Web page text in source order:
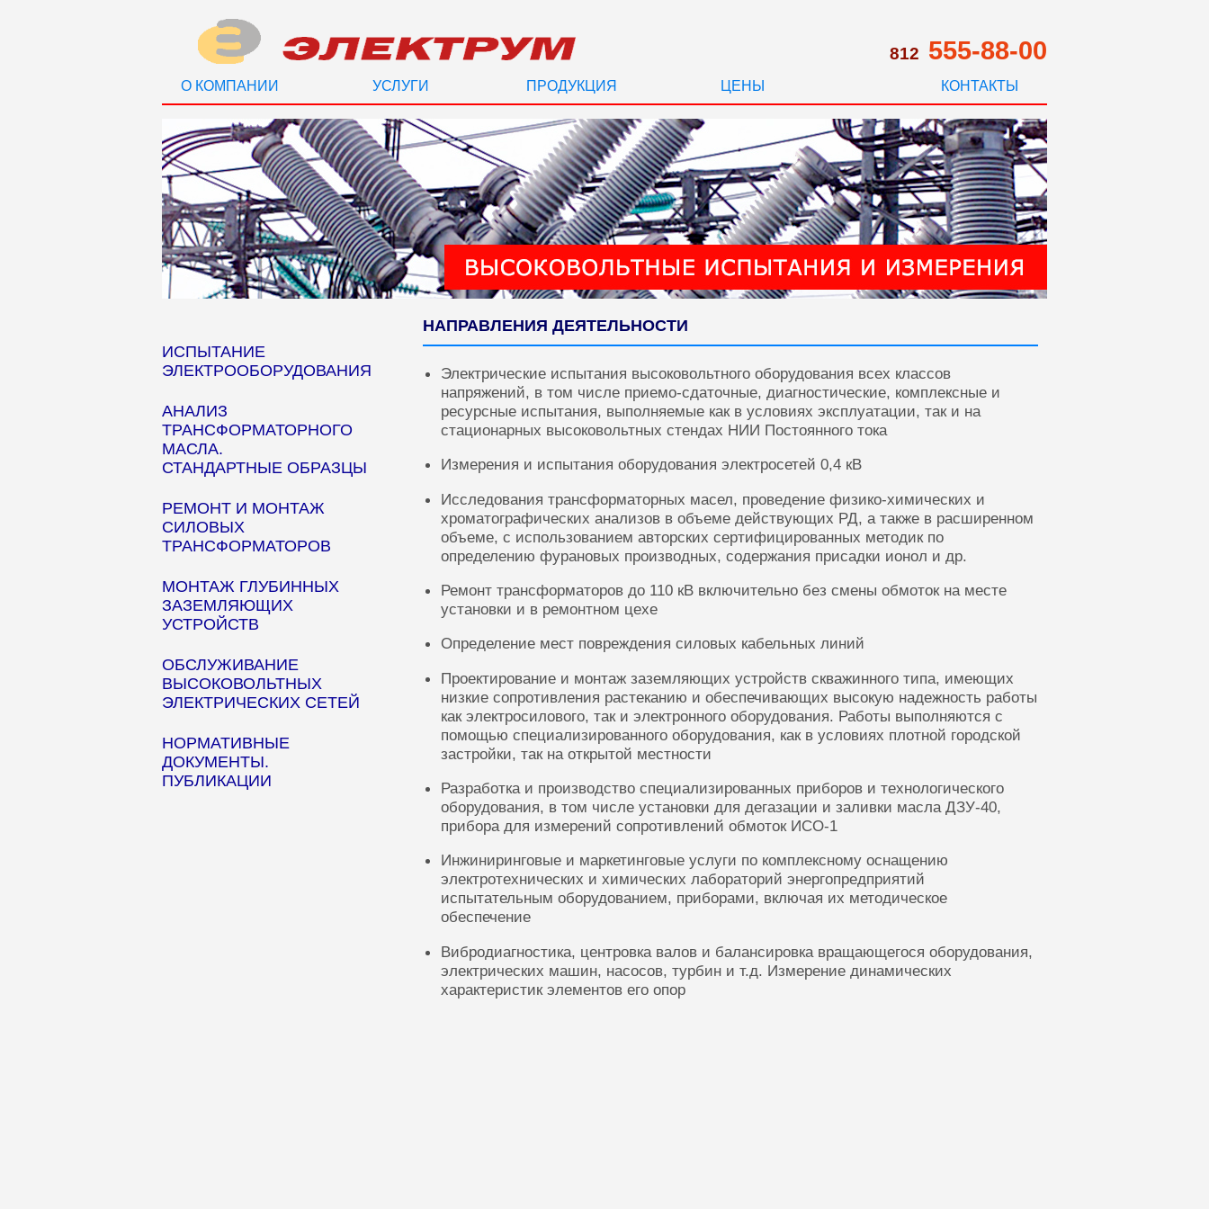
812 555-88-00
О КОМПАНИИ УСЛУГИ ПРОДУКЦИЯ ЦЕНЫ КОНТАКТЫ
ИСПЫТАНИЕ
ЭЛЕКТРООБОРУДОВАНИЯ
АНАЛИЗ
ТРАНСФОРМАТОРНОГО
МАСЛА.
СТАНДАРТНЫЕ ОБРАЗЦЫ
РЕМОНТ И МОНТАЖ
СИЛОВЫХ
ТРАНСФОРМАТОРОВ
МОНТАЖ ГЛУБИННЫХ
ЗАЗЕМЛЯЮЩИХ
УСТРОЙСТВ
ОБСЛУЖИВАНИЕ
ВЫСОКОВОЛЬТНЫХ
ЭЛЕКТРИЧЕСКИХ СЕТЕЙ
НОРМАТИВНЫЕ
ДОКУМЕНТЫ.
ПУБЛИКАЦИИ
НАПРАВЛЕНИЯ ДЕЯТЕЛЬНОСТИ
Электрические испытания высоковольтного оборудования всех классов
напряжений, в том числе приемо-сдаточные, диагностические, комплексные и
ресурсные испытания, выполняемые как в условиях эксплуатации, так и на
стационарных высоковольтных стендах НИИ Постоянного тока
Измерения и испытания оборудования электросетей 0,4 кВ
Исследования трансформаторных масел, проведение физико-химических и
хроматографических анализов в объеме действующих РД, а также в расширенном
объеме, с использованием авторских сертифицированных методик по
определению фурановых производных, содержания присадки ионол и др.
Ремонт трансформаторов до 110 кВ включительно без смены обмоток на месте
установки и в ремонтном цехе
Определение мест повреждения силовых кабельных линий
Проектирование и монтаж заземляющих устройств скважинного типа, имеющих
низкие сопротивления растеканию и обеспечивающих высокую надежность работы
как электросилового, так и электронного оборудования. Работы выполняются с
помощью специализированного оборудования, как в условиях плотной городской
застройки, так на открытой местности
Разработка и производство специализированных приборов и технологического
оборудования, в том числе установки для дегазации и заливки масла ДЗУ-40,
прибора для измерений сопротивлений обмоток ИСО-1
Инжиниринговые и маркетинговые услуги по комплексному оснащению
электротехнических и химических лабораторий энергопредприятий
испытательным оборудованием, приборами, включая их методическое
обеспечение
Вибродиагностика, центровка валов и балансировка вращающегося оборудования,
электрических машин, насосов, турбин и т.д. Измерение динамических
характеристик элементов его опор